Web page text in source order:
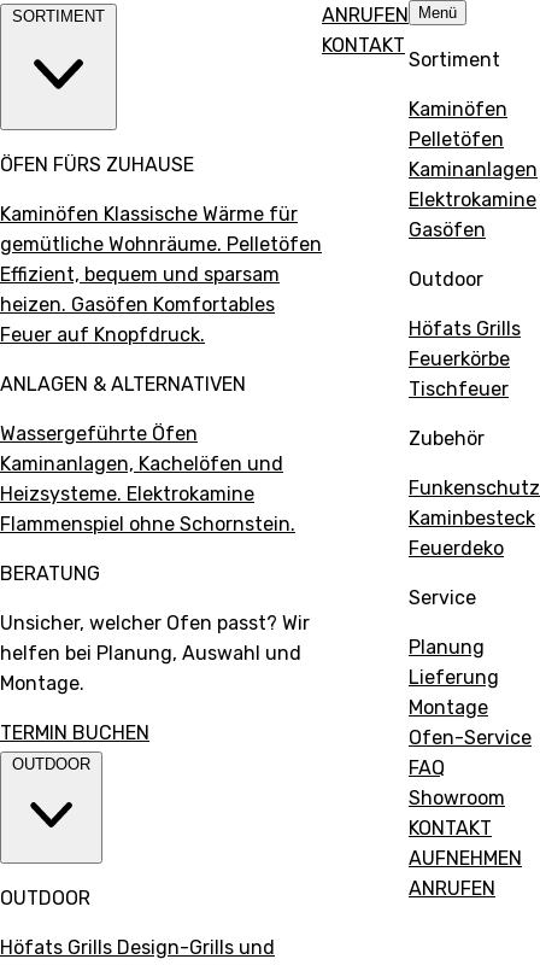
Direkt
Inhalt
SORTIMENT
ÖFEN FÜRS ZUHAUSE
Kaminöfen Klassische Wärme für
gemütliche Wohnräume. Pelletöfen
Effizient, bequem und sparsam
heizen. Gasöfen Komfortables
Feuer auf Knopfdruck.
ANLAGEN & ALTERNATIVEN
Wassergeführte Öfen
Kaminanlagen, Kachelöfen und
Heizsysteme. Elektrokamine
Flammenspiel ohne Schornstein.
BERATUNG
Unsicher, welcher Ofen passt? Wir
helfen bei Planung, Auswahl und
Montage.
TERMIN BUCHEN
OUTDOOR
OUTDOOR
Höfats Grills Design-Grills und
ANRUFEN
KONTAKT
Menü
Sortiment
Kaminöfen
Pelletöfen
Kaminanlagen
Elektrokamine
Gasöfen
Outdoor
Höfats Grills
Feuerkörbe
Tischfeuer
Zubehör
Funkenschutz
Kaminbesteck
Feuerdeko
Service
Planung
Lieferung
Montage
Ofen-Service
FAQ
Showroom
KONTAKT
AUFNEHMEN
ANRUFEN